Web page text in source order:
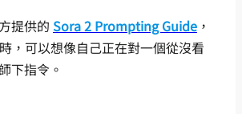
提供的 Sora 2 Prompting Guide ，
，可以想像自己正在對一個從沒看
下指令。